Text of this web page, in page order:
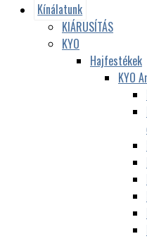
Kínálatunk
KIÁRUSÍTÁS
KYO
Hajfestékek
KYO